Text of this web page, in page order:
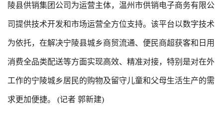
陵县供销集团公司为运营主体，温州市供销电子商务有限公
司提供技术开发和市场运营全方位支持。该平台以数字技术
为依托，在解决宁陵县城乡商贸流通、便民商超获客和日用
消费全品类配送等方面实现高效、精准对接，特别是对在外
工作的宁陵城乡居民的购物及留守儿童和父母生活生产的需
求更加便捷。 (记者 郭新建)